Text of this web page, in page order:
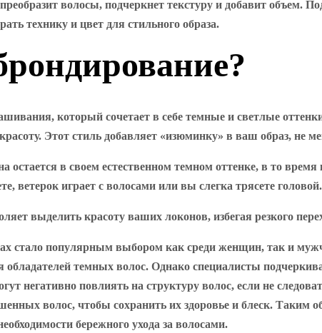
волосы, подчеркнет текстуру и добавит
технику и цвет для стильного образа.
который сочетает в себе темные и светлые
Этот стиль добавляет «изюминку» в ваш образ, не
остается в своем естественном темном оттенке, в то
ветерок играет с волосами или вы слегка трясете головой.
выделить красоту ваших локонов, избегая резкого
стало популярным выбором как среди женщин, так и
обладателей темных волос. Однако специалисты
негативно повлиять на структуру волос, если не
волос, чтобы сохранить их здоровье и блеск. Таким
бережного ухода за волосами.